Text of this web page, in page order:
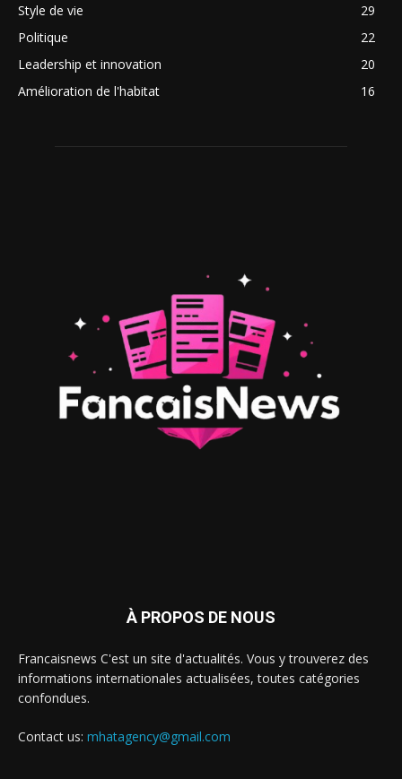
Style de vie
29
Politique
22
Leadership et innovation
20
Amélioration de l'habitat
16
À PROPOS DE NOUS
Francaisnews C'est un site d'actualités. Vous y trouverez des
informations internationales actualisées, toutes catégories
confondues.
Contact us: mhatagency@gmail.com